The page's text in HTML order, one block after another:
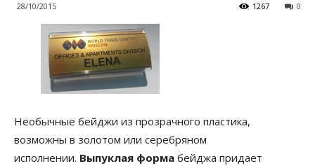
28/10/2015 0
1267
Необычные бейджи из прозрачного пластика,
возможны в золотом или серебряном
исполнении. Выпуклая форма бейджа придает